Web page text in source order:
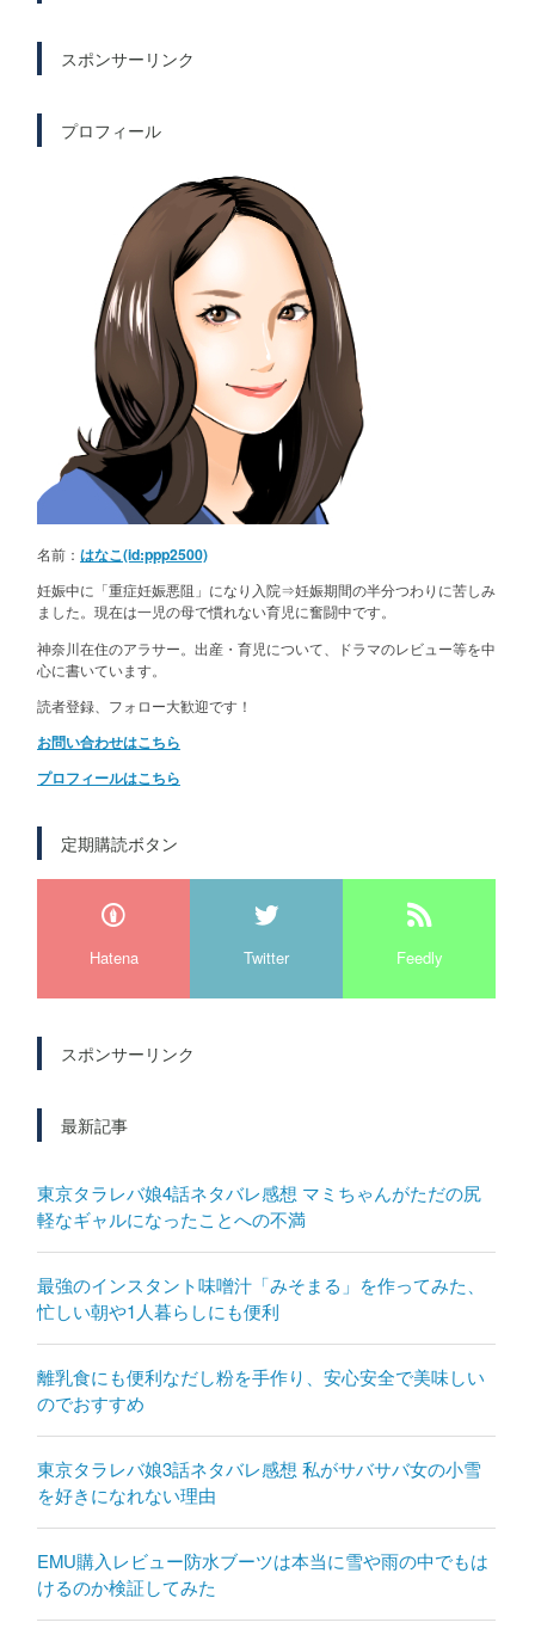
スポンサーリンク
プロフィール
名前： はなこ(id:ppp2500)
妊娠中に「重症妊娠悪阻」になり入院⇒妊娠期間の半分つわりに苦しみ
ました。現在は一児の母で慣れない育児に奮闘中です。
神奈川在住のアラサー。出産・育児について、ドラマのレビュー等を中
心に書いています。
読者登録、フォロー大歓迎です！
お問い合わせはこちら
プロフィールはこちら
定期購読ボタン
Hatena Twitter Feedly
スポンサーリンク
最新記事
東京タラレバ娘4話ネタバレ感想 マミちゃんがただの尻
軽なギャルになったことへの不満
最強のインスタント味噌汁「みそまる」を作ってみた、
忙しい朝や1人暮らしにも便利
離乳食にも便利なだし粉を手作り、安心安全で美味しい
のでおすすめ
東京タラレバ娘3話ネタバレ感想 私がサバサバ女の小雪
を好きになれない理由
EMU購入レビュー防水ブーツは本当に雪や雨の中でもは
けるのか検証してみた